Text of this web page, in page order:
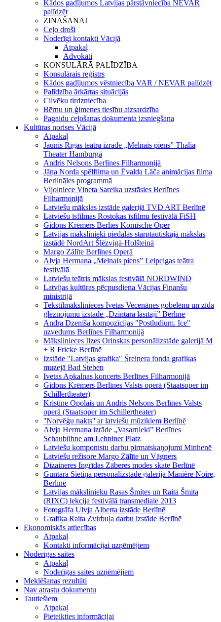
Kādos gadījumos Latvijas pārstāvniecība NEVAR
palīdzēt
ZINĀŠANAI
Ceļo droši
Noderīgi kontakti Vācijā
Atpakaļ
Advokāti
KONSULĀRĀ PALĪDZĪBA
Konsulārais reģistrs
Kādos gadījumos vēstniecība VAR / NEVAR palīdzēt
Palīdzība ārkārtas situācijās
Cilvēku tirdzniecība
Bērnu un ģimenes tiesību aizsardzība
Pagaidu ceļošanas dokumenta izsniegšana
Kultūras norises Vācijā
Atpakaļ
Jaunis Rīgas teātra izrāde „Melnais piens” Thalia
Theater Hamburgā
Andris Nelsons Berlīnes Filharmonijā
Jāņa Norda spēlfilma un Ēvalda Lāča animācijas filma
Berlināles programmā
Vijolniece Vineta Sareika uzstāsies Berlīnes
Filharmonijā
Latviešu mākslas izstāde galerijā TVD ART Berlīnē
Latviešu īsfilmas Rostokas īsfilmu festivālā FiSH
Gidons Krēmers Berlīes Komische Oper
Latvijas mākslinieki piedalās starptautiskajā mākslas
izstādē NordArt Šlēzvigā-Holšteinā
Margo Zālīte Berlīnes Operā
Alvja Hermaņa „Melnais piens” Leipcigas teātra
festivālā
Latviešu teātris mākslas festivālā NORDWIND
Latvijas kultūras pēcpusdiena Vācijas Finanšu
ministrijā
Tekstilmākslinieces Ivetas Vecenānes gobelēnu un zīda
gleznojumu izstāde „Dzintara lasītāji” Berlīnē
Andra Dzenīša kompozīcijas "Postludium. Ice"
uzvedums Berlīnes Filharmonijā
Mākslinieces Ilzes Orinskas personālizstāde galerijā M
+ R Fricke Berlīnē
Izstāde "Latvijas grafika" Šreinera fonda grafikas
muzejā Bad Steben
Ivetas Apkalnas koncerts Berlīnes Filharmonijā
Gidons Krēmers Berlīnes Valsts operā (Staatsoper im
Schillertheater)
Kristīne Opolais un Andris Nelsons Berlīnes Valsts
operā (Staatsoper im Schillertheater)
''Norvēģu nakts'' ar latviešu mūziķiem Berlīnē
Alvja Hermaņa izrāde „Vasarnieki” Berlīnes
Schaubühne am Lehniner Platz
Latviešu komponistu darbu pirmatskaņojumi Minhenē
Latviešu režisore Margo Zālīte un Vāgners
Dizaineres Ingrīdas Zāberes modes skate Berlīnē
Guntara Sietiņa personālizstāde galerijā Manière Noire,
Berlīnē
Latvijas mākslinieku Rasas Šmites un Raita Šmita
(RIXC) lekcija festivālā transmediale 2013
Fotogrāfa Ulvja Alberta izstāde Berlīnē
Grafiķa Raita Zvirbuļa darbu izstāde Berlīnē
Ekonomiskās attiecības
Atpakaļ
Kontakti informācijai uzņēmējiem
Noderīgas saites
Atpakaļ
Noderīgas saites uzņēmējiem
Meklēšanas rezultāti
Nav atrastu dokumentu
Tautiešiem
Atpakaļ
Pieteikties informācijai